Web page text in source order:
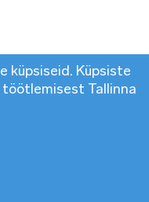
küpsiseid. Küpsiste
Tallinna